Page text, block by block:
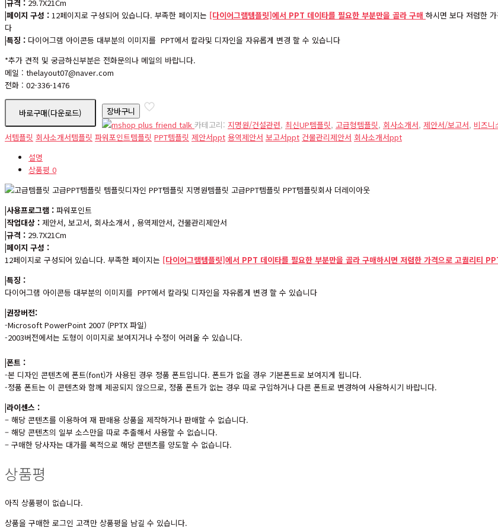
|규격 : 29.7X21Cm
|페이지 구성 : 12페이지로 구성되어 있습니다. 부족한 페이지는 [다이어그램템플릿]에서 PPT 데이타를 필요한 부분만을 골라 구매 하시면 보다 저렴한
다
|특징 : 다이어그램 아이콘등 대부분의 이미지를 PPT에서 칼라및 디자인을 자유롭게 변경 할 수 있습니다
*추가 견적 및 궁금하신부분은 전화문의나 메일의 바랍니다.
메일 : thelayout07@naver.com
전화 : 02-336-1476
바로구매(다운로드)
pb00034
수
량
장바구니
카테고리: 지명원/건설관련, 최신UP템플릿, 고급형템플릿, 회사소개서, 제안서/보고서, 비즈니
서템플릿 회사소개서템플릿 파워포인트템플릿 PPT템플릿 제안서ppt 용역제안서 보고서ppt 건물관리제안서 회사소개서ppt
설명
상품평 0
|사용프로그램 : 파워포인트
|작업대상 : 제안서, 보고서, 회사소개서 , 용역제안서, 건물관리제안서
|규격 : 29.7X21Cm
|페이지 구성 :
12페이지로 구성되어 있습니다. 부족한 페이지는 [다이어그램템플릿]에서 PPT 데이타를 필요한 부분만을 골라 구매하시면 저렴한 가격으로 고퀄리티
|특징 :
다이어그램 아이콘등 대부분의 이미지를 PPT에서 칼라및 디자인을 자유롭게 변경 할 수 있습니다
|권장버전:
-Microsoft PowerPoint 2007 (PPTX 파일)
-2003버전에서는 도형이 이미지로 보여지거나 수정이 어려울 수 있습니다.
|폰트 :
-본 디자인 콘텐츠에 폰트(font)가 사용된 경우 정품 폰트입니다. 폰트가 없을 경우 기본폰트로 보여지게 됩니다.
-정품 폰트는 이 콘텐츠와 함께 제공되지 않으므로, 정품 폰트가 없는 경우 따로 구입하거나 다른 폰트로 변경하여 사용하시기 바랍니다.
|라이센스 :
– 해당 콘텐츠를 이용하여 재 판매용 상품을 제작하거나 판매할 수 없습니다.
– 해당 콘텐츠의 일부 소스만을 따로 추출해서 사용할 수 없습니다.
– 구매한 당사자는 대가를 목적으로 해당 콘텐츠를 양도할 수 없습니다.
상품평
아직 상품평이 없습니다.
상품을 구매한 로그인 고객만 상품평을 남길 수 있습니다.